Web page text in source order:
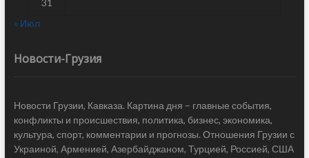
« Июл
Новости-Грузия
Новости Грузии, Кавказа. Картина дня – главные события,
конфликты и происшествия, политика, бизнес, экономика,
культура, спорт, комментарии и прогнозы. Отношения Грузии с
Украиной, Арменией, Азербайджаном, Турцией, Россией, США